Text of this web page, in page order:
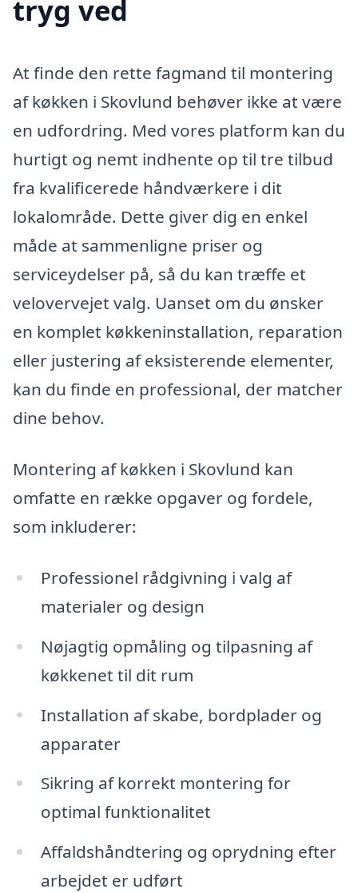
tryg ved
At finde den rette fagmand til montering
af køkken i Skovlund behøver ikke at være
en udfordring. Med vores platform kan du
hurtigt og nemt indhente op til tre tilbud
fra kvalificerede håndværkere i dit
lokalområde. Dette giver dig en enkel
måde at sammenligne priser og
serviceydelser på, så du kan træffe et
velovervejet valg. Uanset om du ønsker
en komplet køkkeninstallation, reparation
eller justering af eksisterende elementer,
kan du finde en professional, der matcher
dine behov.
Montering af køkken i Skovlund kan
omfatte en række opgaver og fordele,
som inkluderer:
Professionel rådgivning i valg af
materialer og design
Nøjagtig opmåling og tilpasning af
køkkenet til dit rum
Installation af skabe, bordplader og
apparater
Sikring af korrekt montering for
optimal funktionalitet
Affaldshåndtering og oprydning efter
arbejdet er udført